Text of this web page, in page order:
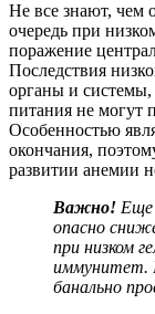
Не все знают, чем
очередь при
поражение
Последствия
органы и системы,
питания не могут
Особенностью
окончания,
развитии анемии
Важно! Еще
опасно
при низком
иммунитет.
банально